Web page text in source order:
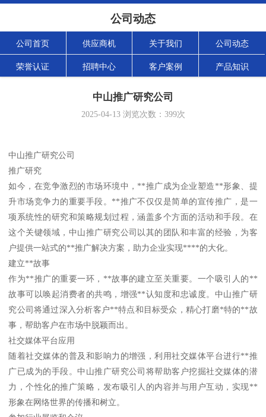
公司动态
公司首页 供应商机 关于我们 公司动态
荣誉认证 招聘中心 客户案例 产品知识
中山推广研究公司
2025-04-13浏览次数： 399次
中山推广研究公司
推广研究
如今，在竞争激烈的市场环境中，**推广成为企业塑造**形象、提
升市场竞争力的重要手段。**推广不仅仅是简单的宣传推广，是一
项系统性的研究和策略规划过程，涵盖多个方面的活动和手段。在
这个关键领域，中山推广研究公司以其的团队和丰富的经验，为客
户提供一站式的**推广解决方案，助力企业实现****的大化。
建立**故事
作为**推广的重要一环，**故事的建立至关重要。一个吸引人的**
故事可以唤起消费者的共鸣，增强**认知度和忠诚度。中山推广研
究公司将通过深入分析客户**特点和目标受众，精心打磨*特的**故
事，帮助客户在市场中脱颖而出。
社交媒体平台应用
随着社交媒体的普及和影响力的增强，利用社交媒体平台进行**推
广已成为的手段。中山推广研究公司将帮助客户挖掘社交媒体的潜
力，个性化的推广策略，发布吸引人的内容并与用户互动，实现**
形象在网络世界的传播和树立。